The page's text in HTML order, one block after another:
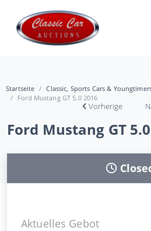
Startseite
Classic, Sports Cars &
Ford Mustang GT 5.0 2016
Vorherige
Ford Mustang GT
Aktuelles Gebot